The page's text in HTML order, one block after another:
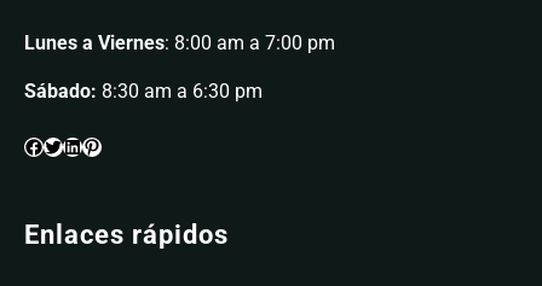
Lunes a Viernes: 8:00 am a 7:00 pm
Sábado: 8:30 am a 6:30 pm
Enlaces rápidos